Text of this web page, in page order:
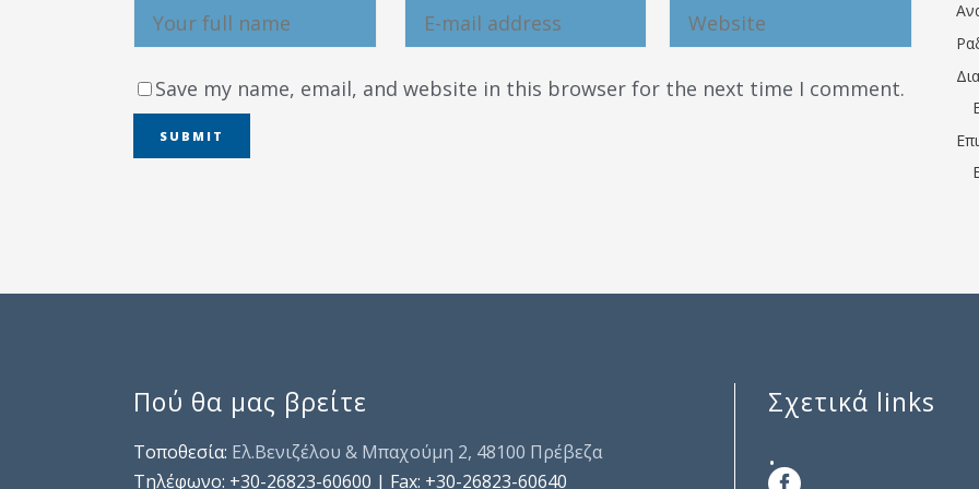
Save my name, email, and website in this browser for the next time I comment.
Πού θα μας βρείτε
Τοποθεσία: Ελ.Βενιζέλου & Μπαχούμη 2, 48100 Πρέβεζα
Τηλέφωνo: +30-26823-60600 | Fax: +30-26823-60640
Σχετικά links
.